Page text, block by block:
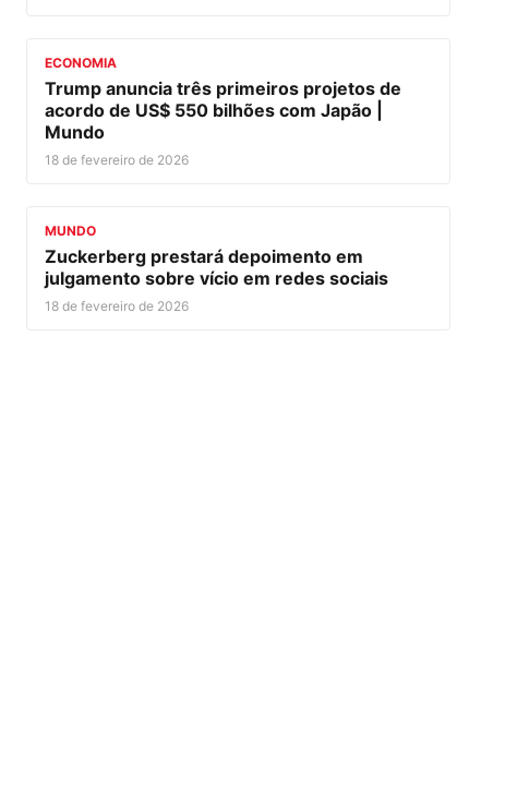
ECONOMIA
Trump anuncia três primeiros projetos de
acordo de US$ 550 bilhões com Japão |
Mundo
18 de fevereiro de 2026
MUNDO
Zuckerberg prestará depoimento em
julgamento sobre vício em redes sociais
18 de fevereiro de 2026